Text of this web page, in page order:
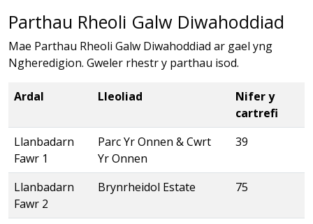
Parthau Rheoli Galw Diwahoddiad
Mae Parthau Rheoli Galw Diwahoddiad ar gael yng
Ngheredigion. Gweler rhestr y parthau isod.
Ardal Lleoliad
Nifer y
cartrefi
Llanbadarn
Fawr 1
Parc Yr Onnen & Cwrt
Yr Onnen
39
Llanbadarn
Fawr 2
Brynrheidol Estate 75